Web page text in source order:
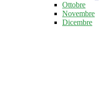
Ottobre
Novembre
Dicembre